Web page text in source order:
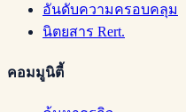
อันดับความครอบคลุม
นิตยสาร Rert.
คอมมูนิตี้